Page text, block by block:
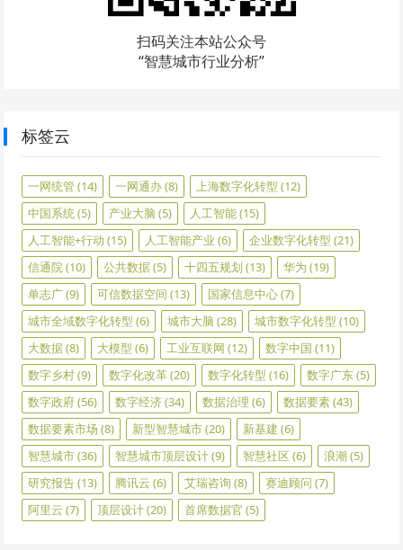
扫码关注本站公众号
“智慧城市行业分析”
标签云
一网统管(14) 一网通办(8) 上海数字化转型 (12)
中国系统 (5) 产业大脑 (5) 人工智能(15)
人工智能+行动 (15) 人工智能产业 (6) 企业数字化转型 (21)
信通院 (10) 公共数据(5) 十四五规划 (13) 华为 (19)
单志广(9) 可信数据空间 (13) 国家信息中心(7)
城市全域数字化转型 (6) 城市大脑 (28) 城市数字化转型 (10)
大数据(8) 大模型 (6) 工业互联网 (12) 数字中国 (11)
数字乡村(9) 数字化改革(20) 数字化转型 (16) 数字广东(5)
数字政府(56) 数字经济(34) 数据治理 (6) 数据要素(43)
数据要素市场 (8) 新型智慧城市(20) 新基建 (6)
智慧城市(36) 智慧城市顶层设计(9) 智慧社区 (6) 浪潮(5)
研究报告(13) 腾讯云 (6) 艾瑞咨询 (8) 赛迪顾问 (7)
阿里云 (7) 顶层设计(20) 首席数据官 (5)